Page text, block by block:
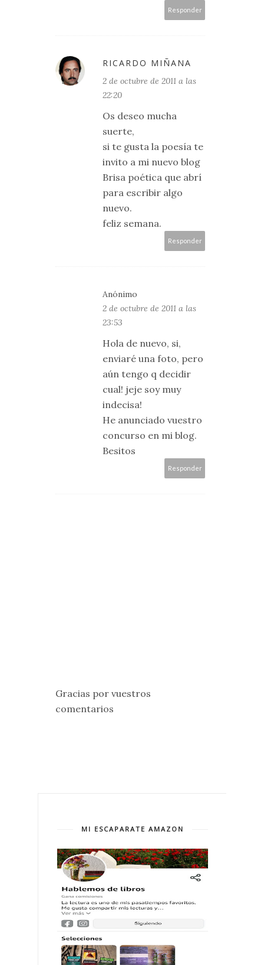
Responder
RICARDO MIÑANA
2 de octubre de 2011 a las
22:20
Os deseo mucha
suerte,
si te gusta la poesía te
invito a mi nuevo blog
Brisa poética que abrí
para escribir algo
nuevo.
feliz semana.
Responder
Anónimo
2 de octubre de 2011 a las
23:53
Hola de nuevo, si,
enviaré una foto, pero
aún tengo q decidir
cual! jeje soy muy
indecisa!
He anunciado vuestro
concurso en mi blog.
Besitos
Responder
Gracias por vuestros
comentarios
MI ESCAPARATE AMAZON